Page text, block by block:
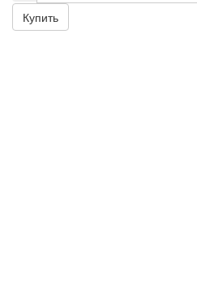
Купить